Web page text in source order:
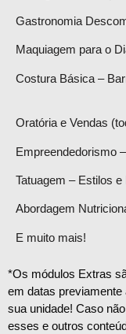
Gastronomia
Maquiagem para o
Costura Básica –
Oratória e Vendas
Empreendedorismo
Tatuagem – Estilos e
Abordagem
E muito mais!
*Os módulos Extras
em datas
sua unidade! Caso
esses e outros